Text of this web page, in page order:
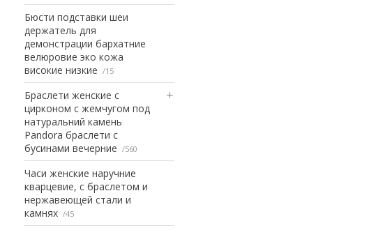
Бюсти подставки шеи
держатель для
демонстрации бархатние
велюровие эко кожа
високие низкие
15
Браслети женские с
цирконом с жемчугом под
натуральний камень
Pandora браслети с
бусинами вечерние
560
Часи женские наручние
кварцевие, с браслетом и
нержавеющей стали и
камнях
45